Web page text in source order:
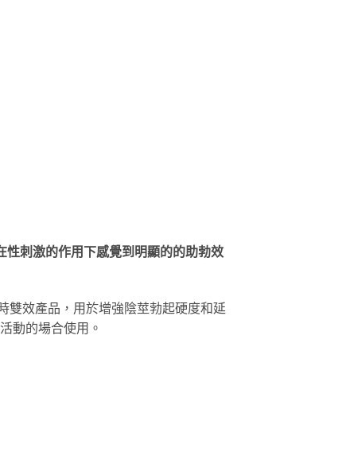
刺激的作用下感覺到明顯的的助勃效
雙效產品，用於增強陰莖勃起硬度和延
動的場合使用。